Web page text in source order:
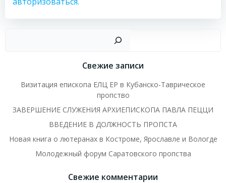
Свежие записи
Визитация епископа ЕЛЦ ЕР в Кубанско-Таврическое
пропство
ЗАВЕРШЕНИЕ СЛУЖЕНИЯ АРХИЕПИСКОПА ПАВЛА ПЕЦЦИ
ВВЕДЕНИЕ В ДОЛЖНОСТЬ ПРОПСТА
Новая книга о лютеранах в Костроме, Ярославле и Вологде
Молодежный форум Саратовского пропства
Свежие комментарии